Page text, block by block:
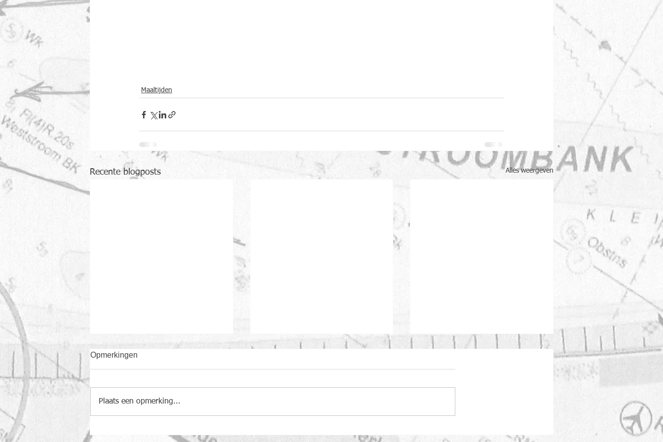
Maaltijden
Recente blogposts Alles weergeven
Paella 15/03/2026 Volzet
Opmerkingen
Plaats een opmerking...